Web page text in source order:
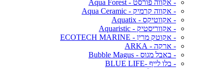
- אקווה פורסט - Aqua Forest
- אקווה קרמיק - Aqua Ceramic
- אקווטיקס - Aquatix
- אקווריסטיק - Aquaristic
- אקוטק מרין - ECOTECH MARINE
- ארקה - ARKA
- באבל מגוס - Bubble Magus
- בלו לייף -BLUE LIFE